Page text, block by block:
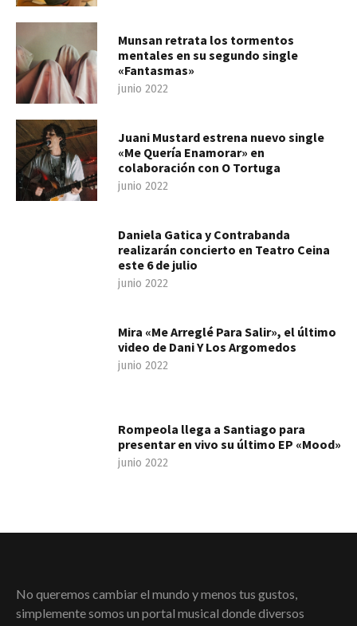
Munsan retrata los tormentos
mentales en su segundo single
«Fantasmas»
junio 2022
Juani Mustard estrena nuevo single
«Me Quería Enamorar» en
colaboración con O Tortuga
junio 2022
Daniela Gatica y Contrabanda
realizarán concierto en Teatro Ceina
este 6 de julio
junio 2022
Mira «Me Arreglé Para Salir», el último
video de Dani Y Los Argomedos
junio 2022
Rompeola llega a Santiago para
presentar en vivo su último EP «Mood»
junio 2022
No queremos cambiar el mundo y menos tus gustos,
simplemente somos un portal musical donde diversos